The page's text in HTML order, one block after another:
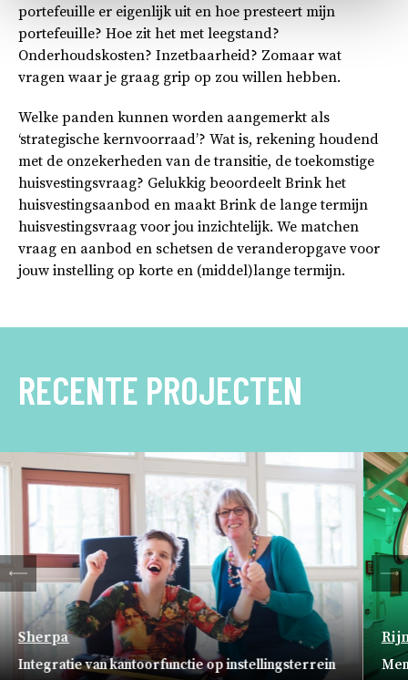
portefeuille er eigenlijk uit en hoe presteert mijn
portefeuille? Hoe zit het met leegstand?
Onderhoudskosten? Inzetbaarheid? Zomaar wat
vragen waar je graag grip op zou willen hebben.
Welke panden kunnen worden aangemerkt als
‘strategische kernvoorraad’? Wat is, rekening houdend
met de onzekerheden van de transitie, de toekomstige
huisvestingsvraag? Gelukkig beoordeelt Brink het
huisvestingsaanbod en maakt Brink de lange termijn
huisvestingsvraag voor jou inzichtelijk. We matchen
vraag en aanbod en schetsen de veranderopgave voor
jouw instelling op korte en (middel)lange termijn.
RECENTE PROJECTEN
Sherpa
Integratie van kantoorfunctie op instellingsterrein